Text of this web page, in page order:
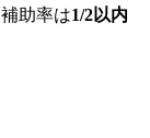
助率は1/2以内